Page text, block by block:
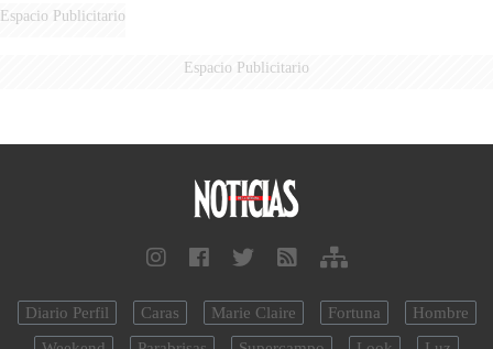
Espacio Publicitario
Espacio Publicitario
Diario Perfil Caras Marie Claire Fortuna
Hombre